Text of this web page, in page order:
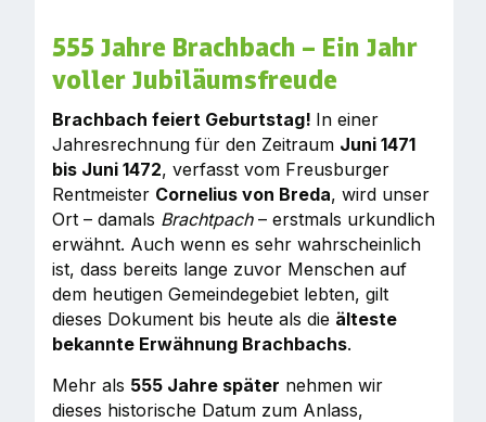
555 Jahre Brachbach – Ein Jahr
voller Jubiläumsfreude
Brachbach feiert Geburtstag! In einer
Jahresrechnung für den Zeitraum Juni 1471
bis Juni 1472, verfasst vom Freusburger
Rentmeister Cornelius von Breda, wird unser
Ort – damals Brachtpach– erstmals urkundlich
erwähnt. Auch wenn es sehr wahrscheinlich
ist, dass bereits lange zuvor Menschen auf
dem heutigen Gemeindegebiet lebten, gilt
dieses Dokument bis heute als die älteste
bekannte Erwähnung Brachbachs.
Mehr als 555 Jahre später nehmen wir
dieses historische Datum zum Anlass,